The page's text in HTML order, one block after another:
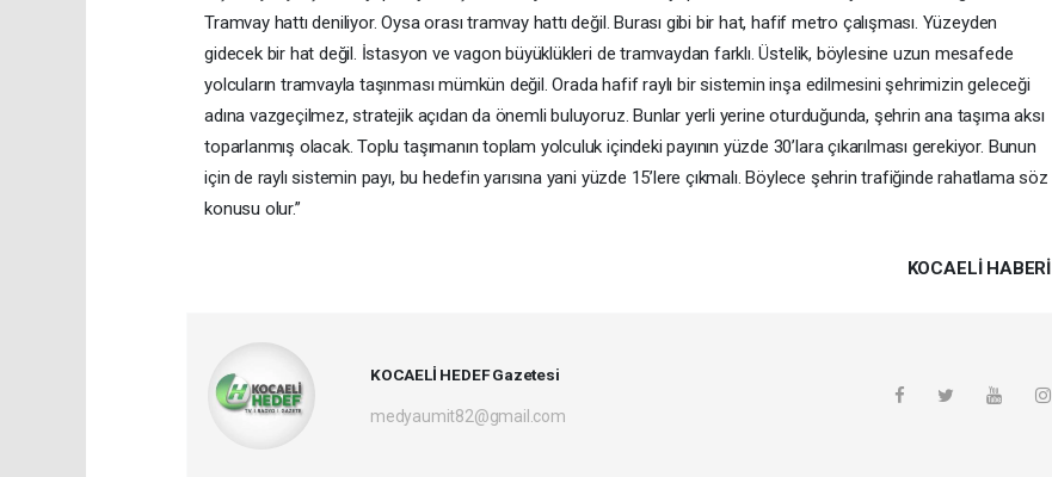
Tramvay hattı deniliyor. Oysa orası tramvay hattı değil. Burası gibi bir hat, hafif metro çalışması. Yüzeyden
gidecek bir hat değil. İstasyon ve vagon büyüklükleri de tramvaydan farklı. Üstelik, böylesine uzun mesafede
yolcuların tramvayla taşınması mümkün değil. Orada hafif raylı bir sistemin inşa edilmesini şehrimizin geleceği
adına vazgeçilmez, stratejik açıdan da önemli buluyoruz. Bunlar yerli yerine oturduğunda, şehrin ana taşıma aksı
toparlanmış olacak. Toplu taşımanın toplam yolculuk içindeki payının yüzde 30’lara çıkarılması gerekiyor. Bunun
için de raylı sistemin payı, bu hedefin yarısına yani yüzde 15’lere çıkmalı. Böylece şehrin trafiğinde rahatlama söz
konusu olur.”
KOCAELI HABERİ
KOCAELİ HEDEF Gazetesi
medyaumit82@gmail.com